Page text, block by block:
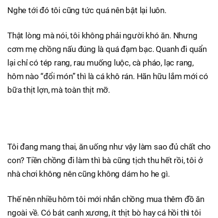
Nghe tới đó tôi cũng tức quá nên bật lại luôn.
Thật lòng mà nói, tôi không phải người khó ăn. Nhưng
cơm mẹ chồng nấu đúng là quá đạm bạc. Quanh đi quẩn
lại chỉ có tép rang, rau muống luộc, cà pháo, lạc rang,
hôm nào “đổi món” thì là cá khô rán. Hãn hữu lắm mới có
bữa thịt lợn, mà toàn thịt mỡ.
Tôi đang mang thai, ăn uống như vậy làm sao đủ chất cho
con? Tiền chồng đi làm thì bà cũng tịch thu hết rồi, tôi ở
nhà chơi không nên cũng không dám ho he gì.
Thế nên nhiều hôm tôi mới nhắn chồng mua thêm đồ ăn
ngoài về. Có bát canh xương, ít thịt bò hay cá hồi thì tôi